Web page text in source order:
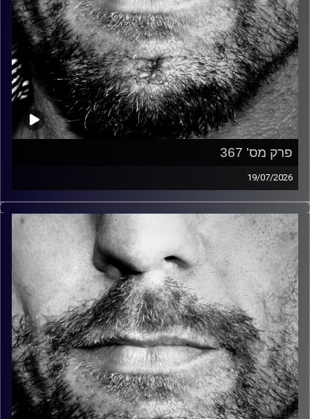
פרק מס' 367
19/07/2026
זיפים, מוזיקה מחוספסת של הופעות חיות. הרבה ג'אם, רוק,
בלוז, bluegrass, ג'אז, Fאנק, פרוגרסיב ואפילו אלקטרוניקה.
כל מה שחי, אמיתי ונושם.
עם שמוליק רגב.
קרדיט תמונות: David Goehring